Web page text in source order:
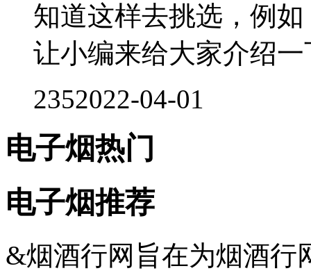
知道这样去挑选，例
让小编来给大家介绍一
2352022-04-01
电子烟热门
电子烟推荐
&烟酒行网旨在为烟酒行